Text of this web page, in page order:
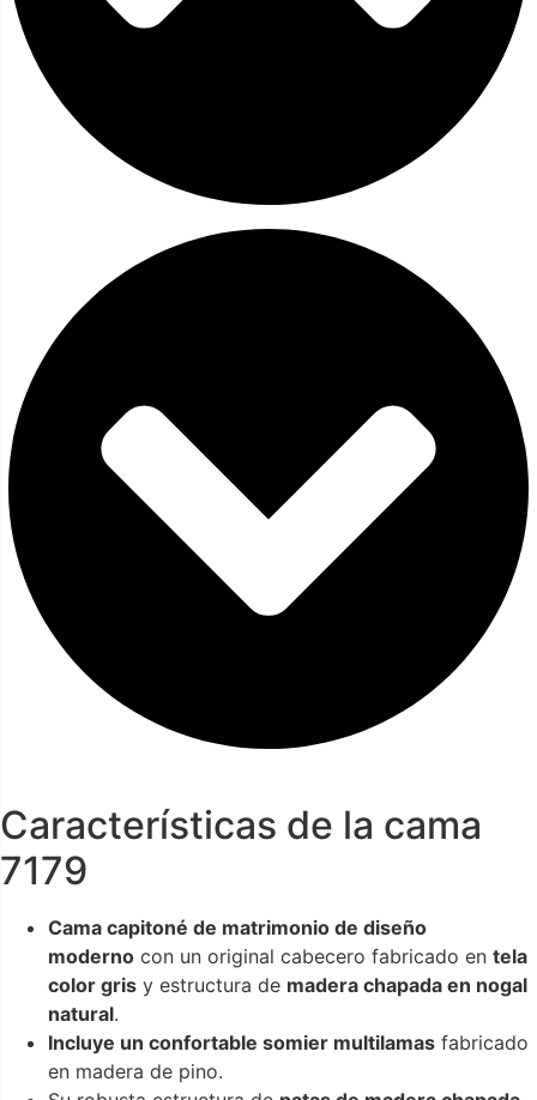
Características de la cama
7179
Cama capitoné de matrimonio de diseño
moderno con un original cabecero fabricado en tela
color gris y estructura de madera chapada en nogal
natural.
Incluye un confortable somier multilamas fabricado
en madera de pino.